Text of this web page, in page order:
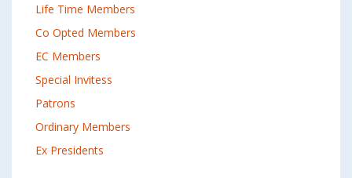
Life Time Members
Co Opted Members
EC Members
Special Invitess
Patrons
Ordinary Members
Ex Presidents